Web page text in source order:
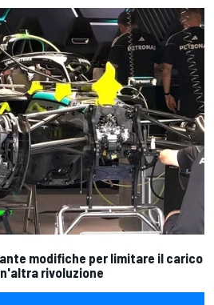
modifiche per limitare il carico
rivoluzione